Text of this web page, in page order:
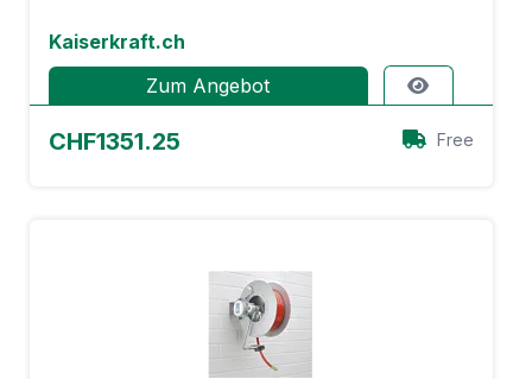
Kaiserkraft.ch
Zum Angebot
CHF1351.25 Free